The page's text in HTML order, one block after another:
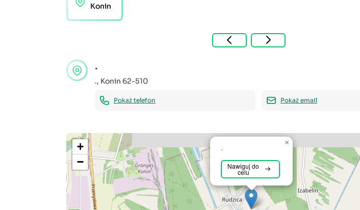
Konin
.
., Konin 62-510
Pokaż telefon Pokaż email
.
Nawiguj do
celu
×
+
−